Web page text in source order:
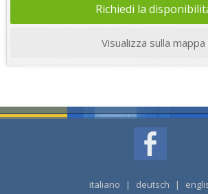
Richiedi la
Visualizza sulla mappa
italiano | deutsch |